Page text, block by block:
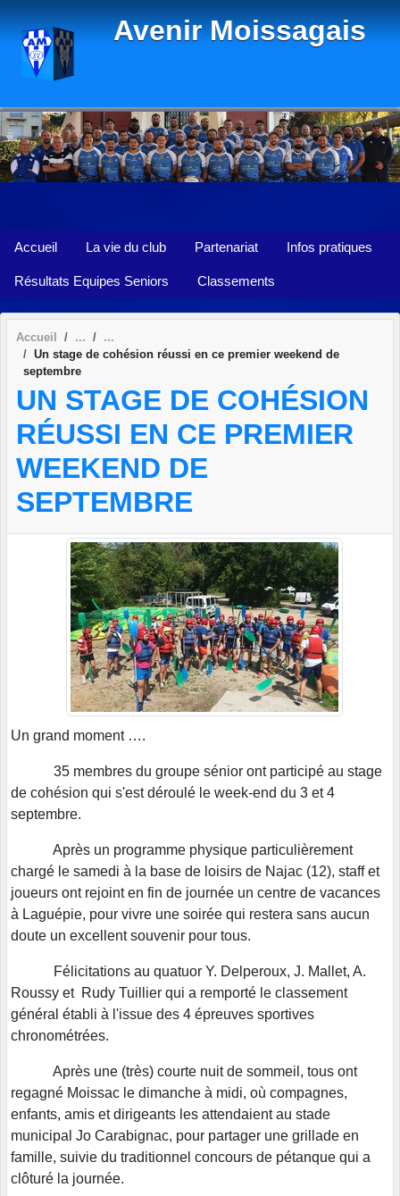
Avenir Moissagais
Accueil La vie du club Partenariat Infos pratiques
Résultats Equipes Seniors Classements
Accueil
Un stage de cohésion réussi en ce premier weekend de
septembre
UN STAGE DE COHÉSION
RÉUSSI EN CE PREMIER
WEEKEND DE
SEPTEMBRE
Un grand moment ….
35 membres du groupe sénior ont participé au stage
de cohésion qui s'est déroulé le week-end du 3 et 4
septembre.
Après un programme physique particulièrement
chargé le samedi à la base de loisirs de Najac (12), staff et
joueurs ont rejoint en fin de journée un centre de vacances
à Laguépie, pour vivre une soirée qui restera sans aucun
doute un excellent souvenir pour tous.
Félicitations au quatuor Y. Delperoux, J. Mallet, A.
Roussy et Rudy Tuillier qui a remporté le classement
général établi à l'issue des 4 épreuves sportives
chronométrées.
Après une (très) courte nuit de sommeil, tous ont
regagné Moissac le dimanche à midi, où compagnes,
enfants, amis et dirigeants les attendaient au stade
municipal Jo Carabignac, pour partager une grillade en
famille, suivie du traditionnel concours de pétanque qui a
clôturé la journée.